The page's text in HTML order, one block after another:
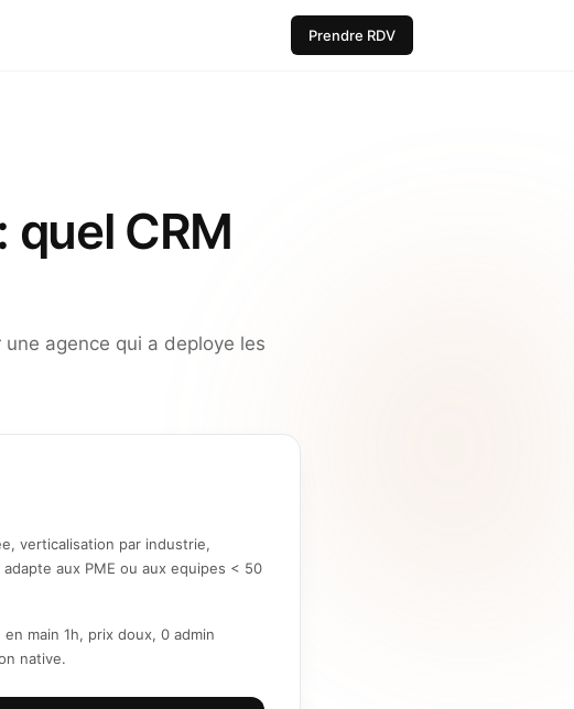
Prendre RDV
quel CRM
agence qui a deploye les
verticalisation par industrie,
aux PME ou aux equipes < 50
main 1h, prix doux, 0 admin
native.